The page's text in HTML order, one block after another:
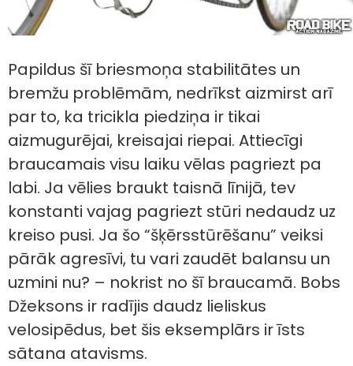
Papildus šī briesmoņa stabilitātes un
bremžu problēmām, nedrīkst aizmirst arī
par to, ka tricikla piedziņa ir tikai
aizmugurējai, kreisajai riepai. Attiecīgi
braucamais visu laiku vēlas pagriezt pa
labi. Ja vēlies braukt taisnā līnijā, tev
konstanti vajag pagriezt stūri nedaudz uz
kreiso pusi. Ja šo “šķērsstūrēšanu” veiksi
pārāk agresīvi, tu vari zaudēt balansu un
uzmini nu? – nokrist no šī braucamā. Bobs
Džeksons ir radījis daudz lieliskus
velosipēdus, bet šis eksemplārs ir īsts
sātana atavisms.